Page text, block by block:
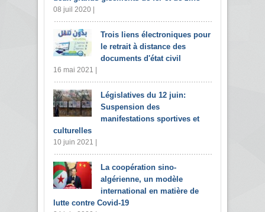
08 juil 2020 |
Trois liens électroniques pour
le retrait à distance des
documents d'état civil
16 mai 2021 |
Législatives du 12 juin:
Suspension des
manifestations sportives et
culturelles
10 juin 2021 |
La coopération sino-
algérienne, un modèle
international en matière de
lutte contre Covid-19